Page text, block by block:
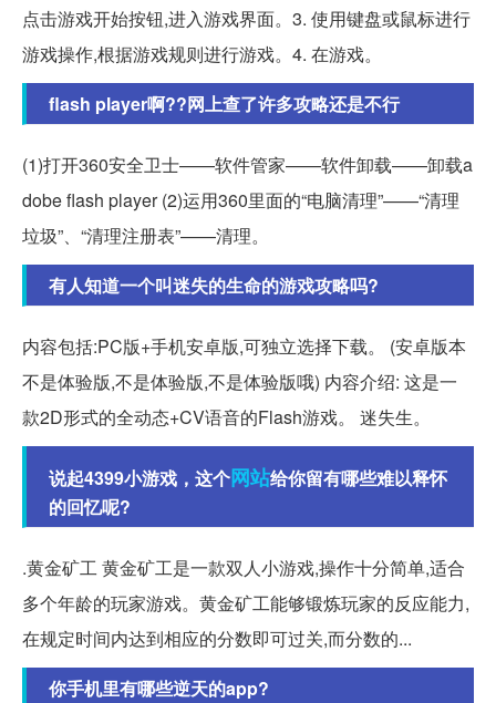
点击游戏开始按钮,进入游戏界面。3. 使用键盘或鼠标进行
游戏操作,根据游戏规则进行游戏。4. 在游戏。
flash player啊??网上查了许多攻略还是不行
(1)打开360安全卫士——软件管家——软件卸载——卸载a
dobe flash player (2)运用360里面的“电脑清理”——“清理
垃圾”、“清理注册表”——清理。
有人知道一个叫迷失的生命的游戏攻略吗?
内容包括:PC版+手机安卓版,可独立选择下载。 (安卓版本
不是体验版,不是体验版,不是体验版哦) 内容介绍: 这是一
款2D形式的全动态+CV语音的Flash游戏。 迷失生。
说起4399小游戏，这个网站给你留有哪些难以释怀
的回忆呢?
.黄金矿工 黄金矿工是一款双人小游戏,操作十分简单,适合
多个年龄的玩家游戏。黄金矿工能够锻炼玩家的反应能力,
在规定时间内达到相应的分数即可过关,而分数的...
你手机里有哪些逆天的app?